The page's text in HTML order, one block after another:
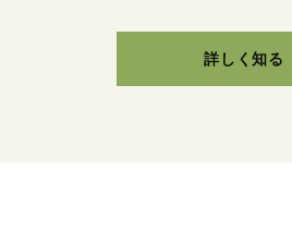
詳しく知る